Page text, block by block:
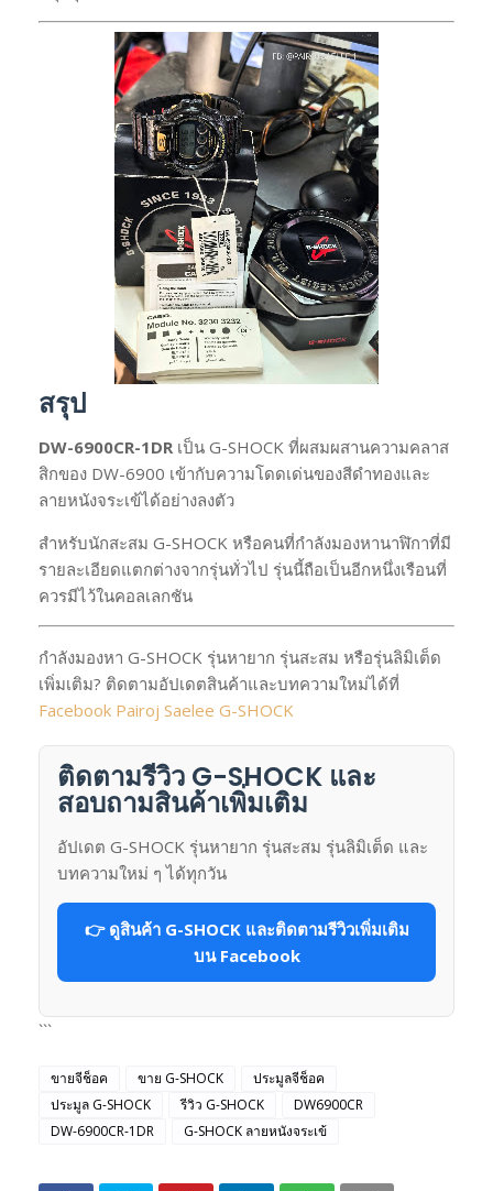
สรุป
DW-6900CR-1DR เป็น G-SHOCK ที่ผสมผสานความคลาส
สิกของ DW-6900 เข้ากับความโดดเด่นของสีดำทองและ
ลายหนังจระเข้ได้อย่างลงตัว
สำหรับนักสะสม G-SHOCK หรือคนที่กำลังมองหานาฬิกาที่มี
รายละเอียดแตกต่างจากรุ่นทั่วไป รุ่นนี้ถือเป็นอีกหนึ่งเรือนที่
ควรมีไว้ในคอลเลกชัน
กำลังมองหา G-SHOCK รุ่นหายาก รุ่นสะสม หรือรุ่นลิมิเต็ด
เพิ่มเติม? ติดตามอัปเดตสินค้าและบทความใหม่ได้ที่
Facebook Pairoj Saelee G-SHOCK
ติดตามรีวิว G-SHOCK และ
สอบถามสินค้าเพิ่มเติม
อัปเดต G-SHOCK รุ่นหายาก รุ่นสะสม รุ่นลิมิเต็ด และ
บทความใหม่ ๆ ได้ทุกวัน
👉 ดูสินค้า G-SHOCK และติดตามรีวิวเพิ่มเติม
บน Facebook
```
ขายจีช็อค ขาย G-SHOCK
ประมูลจีช็อค
ประมูล G-SHOCK
รีวิว G-SHOCK
DW6900CR
DW-6900CR-1DR
G-SHOCK ลายหนังจระเข้